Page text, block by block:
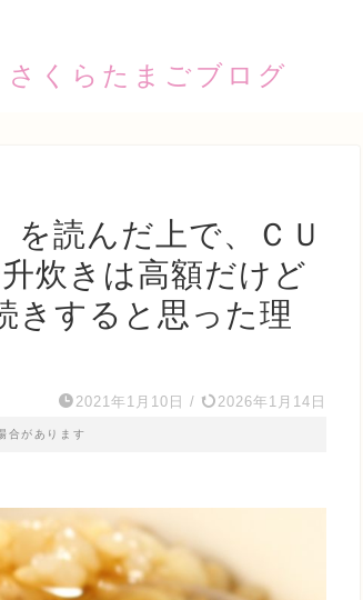
さくらたまごブログ
読んだ上で、ＣＵ
炊きは高額だけど
きすると思った理
2021年1月10日 / 2026年1月14日
合があります